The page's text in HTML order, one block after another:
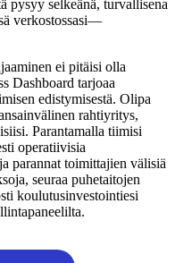
pysyy selkeänä, turvallisena
verkostossasi—
ei pitäisi olla
Dashboard tarjoaa
edistymisestä. Olipa
rahtiyritys,
Parantamalla tiimisi
operatiivisia
parannat toimittajien välisiä
seuraa puhetaitojen
koulutusinvestointiesi